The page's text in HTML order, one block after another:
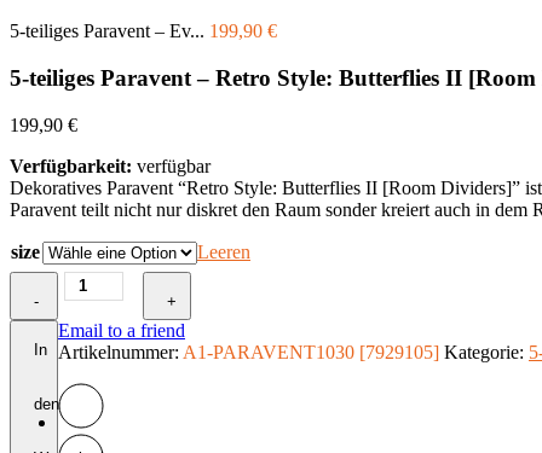
5-teiliges Paravent – Ev... 199,90 €
5-teiliges Paravent – Retro Style: Butterflies II
199,90 €
Verfügbarkeit: verfügbar
Dekoratives Paravent “Retro Style: Butterflies II [Room Dividers]”
Paravent teilt nicht nur diskret den Raum sonder kreiert auch in dem
size Leeren
-
teiliges
Paravent
-
Style:
Butterflies
II
+
In
den
Email to a friend
Artikelnummer: A1-PARAVENT1030 [7929105] Kategorie: